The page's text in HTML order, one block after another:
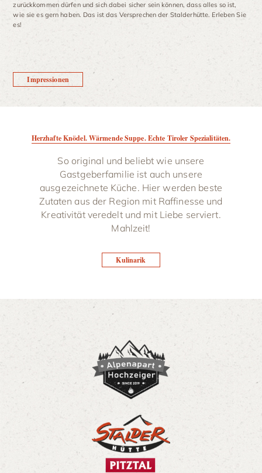
zurückkommen dürfen und sich dabei sicher sein können, dass alles so ist,
wie sie es gern haben. Das ist das Versprechen der Stalderhütte. Erleben Sie
es!
Impressionen
Herzhafte Knödel. Wärmende Suppe. Echte Tiroler Spezialitäten.
So original und beliebt wie unsere
Gastgeberfamilie ist auch unsere
ausgezeichnete Küche. Hier werden beste
Zutaten aus der Region mit Raffinesse und
Kreativität veredelt und mit Liebe serviert.
Mahlzeit!
Kulinarik